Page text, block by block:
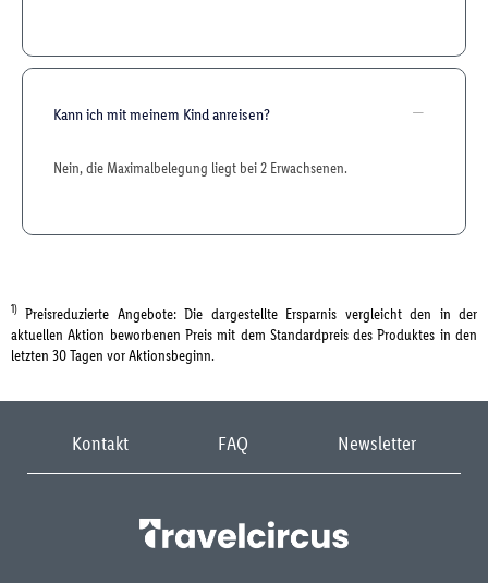
Kann ich mit meinem Kind anreisen?
Nein, die Maximalbelegung liegt bei 2 Erwachsenen.
1) Preisreduzierte Angebote: Die dargestellte Ersparnis vergleicht den in der
aktuellen Aktion beworbenen Preis mit dem Standardpreis des Produktes in den
letzten 30 Tagen vor Aktionsbeginn.
Kontakt FAQ Newsletter